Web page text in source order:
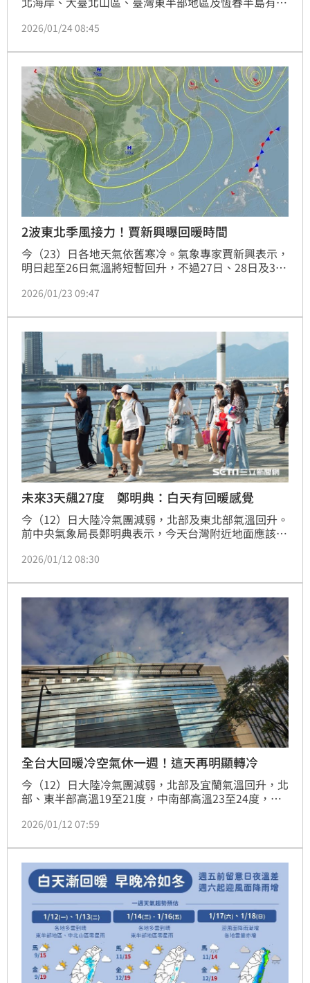
部地區有局部大雨發生的機率，大臺北地區及西半部山
這時抵達。
2026/01/24 08:45
2波東北季風接力！賈新興曝回暖時間
今（23）日各地天氣依舊寒冷。氣象專家賈新興表示，
明日起至26日氣溫將短暫回升，不過27日、28日及31
2026/01/23 09:47
未來3天飆27度 鄭明典：白天有回暖感覺
今（12）日大陸冷氣團減弱，北部及東北部氣溫回升。
前中央氣象局長鄭明典表示，今天台灣附近地面應該是
覺」。
2026/01/12 08:30
全台大回暖冷空氣休一週！這天再明顯轉冷
今（12）日大陸冷氣團減弱，北部及宜蘭氣溫回升，北
部、東半部高溫19至21度，中南部高溫23至24度，各
區有10度左右或以下低溫，各地早晚仍偏冷。氣象粉專
時間曝光。
2026/01/12 07:59